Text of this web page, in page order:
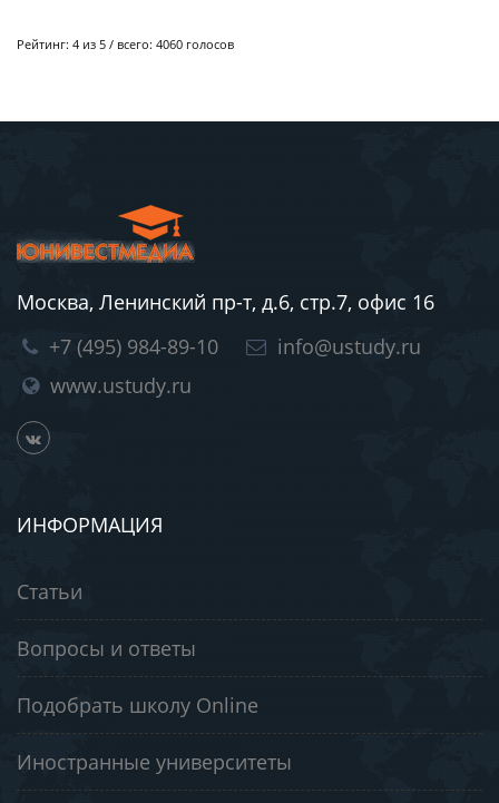
Рейтинг: 4 из 5 / всего: 4060 голосов
Москва, Ленинский пр-т, д.6, стр.7, офис 16
+7 (495) 984-89-10
info@ustudy.ru
www.ustudy.ru
ИНФОРМАЦИЯ
Статьи
Вопросы и ответы
Подобрать школу Online
Иностранные университеты